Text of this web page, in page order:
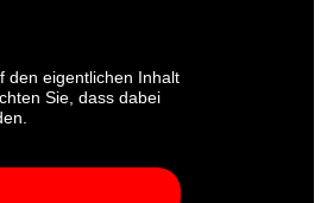
den eigentlichen Inhalt
Sie, dass dabei